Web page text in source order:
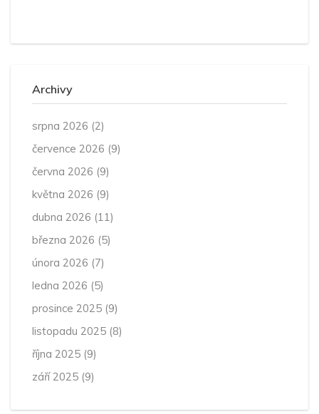
Archivy
srpna 2026 (2)
července 2026 (9)
června 2026 (9)
května 2026 (9)
dubna 2026 (11)
března 2026 (5)
února 2026 (7)
ledna 2026 (5)
prosince 2025 (9)
listopadu 2025 (8)
října 2025 (9)
září 2025 (9)